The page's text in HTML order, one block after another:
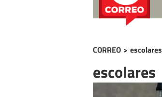
CORREO > escolares
escolares